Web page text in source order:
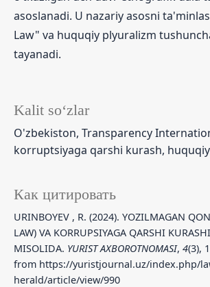
Kalit so‘zlar
O'zbekiston, Transparency
korruptsiyaga qarshi kurash,
Как цитировать
URINBOYEV , R. (2024). YOZILMAGAN
LAW) VA KORRUPSIYAGA QARSHI
MISOLIDA. YURIST AXBOROTNOMASI, 4(3),
from https://yuristjournal.uz/index.php/
herald/article/view/990
asoslanadi. U nazariy asosni
Law" va huquqiy plyuralizm
tayanadi.